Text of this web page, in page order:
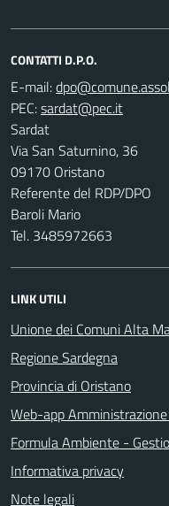
CONTATTI D.P.O.
E-mail:
PEC:
Sardat
Via San Saturnino, 36
09170 Oristano
Referente del RDP/DPO
Baroli Mario
Tel. 3485972663
LINK UTILI
Unione dei Comuni Alta
Regione Sardegna
Provincia di Oristano
Web-app
Formula Ambiente -
Informativa privacy
Note legali